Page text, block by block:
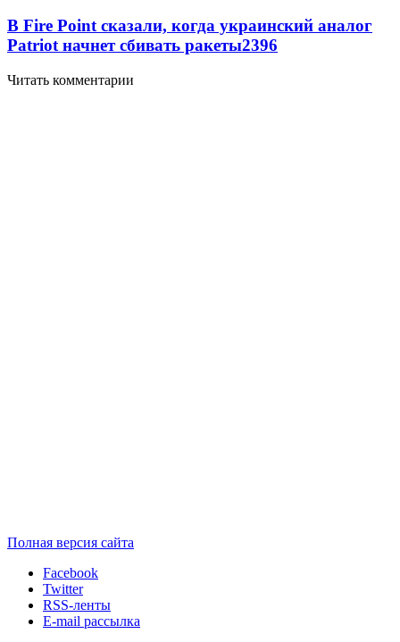
В Fire Point сказали, когда украинский аналог
Patriot начнет сбивать ракеты2396
Читать комментарии
Полная версия сайта
Facebook
Twitter
RSS-ленты
E-mail рассылка